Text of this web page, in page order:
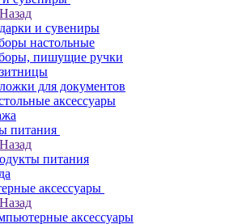
Назад
и сувениры
настольные
пишущие ручки
для документов
аксессуары
питания
Назад
питания
аксессуары
Назад
аксессуары